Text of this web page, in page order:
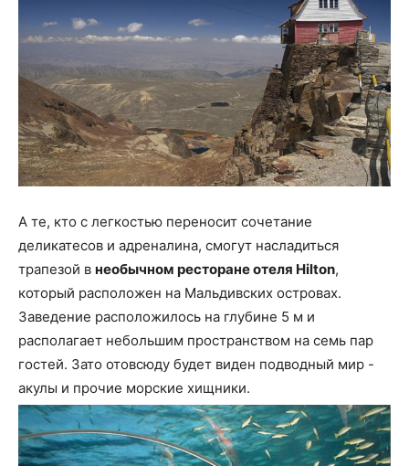
А те, кто с легкостью переносит сочетание
деликатесов и адреналина, смогут насладиться
трапезой в необычном ресторане отеля Hilton,
который расположен на Мальдивских островах.
Заведение расположилось на глубине 5 м и
располагает небольшим пространством на семь пар
гостей. Зато отовсюду будет виден подводный мир -
акулы и прочие морские хищники.